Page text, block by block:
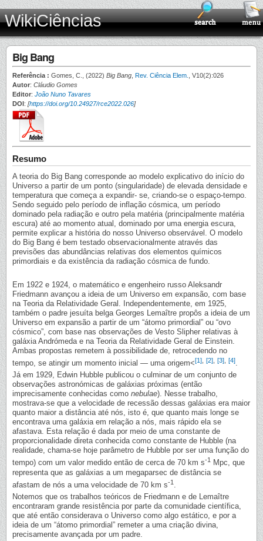
WikiCiências
Big Bang
Referência : Gomes, C., (2022) Big Bang Rev. Ciência Elem.
, V10(2):026
Autor: Cláudio Gomes
Editor: João Nuno Tavares
DOI: [https://doi.org/10.24927/rce2022.026]
Resumo
A teoria do Big Bang corresponde ao modelo explicativo do início do
Universo a partir de um ponto (singularidade) de elevada densidade e
temperatura que começa a expandir- se, criando-se o espaço-tempo.
Sendo seguido pelo período de inflação cósmica, um período
dominado pela radiação e outro pela matéria (principalmente matéria
escura) até ao momento atual, dominado por uma energia escura,
permite explicar a história do nosso Universo observável. O modelo
do Big Bang é bem testado observacionalmente através das
previsões das abundâncias relativas dos elementos químicos
primordiais e da existência da radiação cósmica de fundo.
Em 1922 e 1924, o matemático e engenheiro russo Aleksandr
Friedmann avançou a ideia de um Universo em expansão, com base
na Teoria da Relatividade Geral. Independentemente, em 1925,
também o padre jesuíta belga Georges Lemaître propôs a ideia de um
Universo em expansão a partir de um “átomo primordial” ou “ovo
cósmico”, com base nas observações de Vesto Slipher relativas à
galáxia Andrómeda e na Teoria da Relatividade Geral de Einstein.
Ambas propostas remetem à possibilidade de, retrocedendo no
tempo, se atingir um momento inicial — uma origem<[1] [2] [3] [4].
Já em 1929, Edwin Hubble publicou o culminar de um conjunto de
observações astronómicas de galáxias próximas (então
imprecisamente conhecidas como nebulae). Nesse trabalho,
mostrava-se que a velocidade de recessão dessas galáxias era maior
quanto maior a distância até nós, isto é, que quanto mais longe se
encontrava uma galáxia em relação a nós, mais rápido ela se
afastava. Esta relação é dada por meio de uma constante de
proporcionalidade direta conhecida como constante de Hubble (na
realidade, chama-se hoje parâmetro de Hubble por ser uma função do
tempo) com um valor medido então de cerca de 70 km s-1 Mpc, que
representa que as galáxias a um megaparsec de distância se
afastam de nós a uma velocidade de 70 km s-1 .
Notemos que os trabalhos teóricos de Friedmann e de Lemaître
encontraram grande resistência por parte da comunidade científica,
que até então considerava o Universo como algo estático, e por a
ideia de um “átomo primordial” remeter a uma criação divina,
precisamente avançada por um padre.